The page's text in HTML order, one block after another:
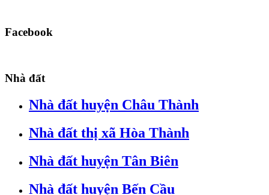
Facebook
Nhà đất
Nhà đất huyện Châu Thành
Nhà đất thị xã Hòa Thành
Nhà đất huyện Tân Biên
Nhà đất huyện Bến Cầu